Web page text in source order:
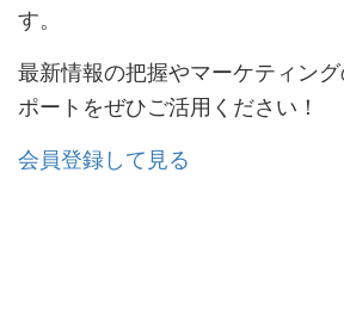
す。
最新情報の把握やマーケティン
ポートをぜひご活用ください！
会員登録して見る